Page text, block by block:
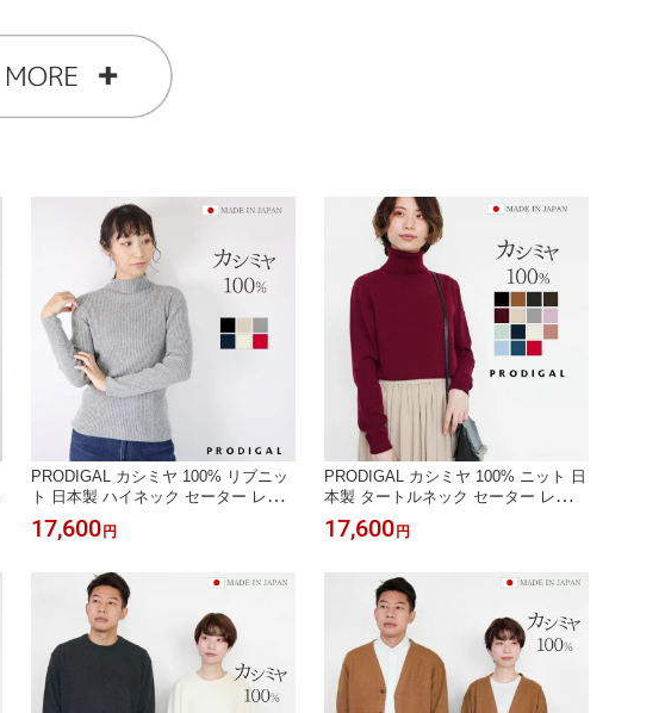
PRODIGAL カシミヤ 100% リブニッ
ト 日本製 ハイネック セーター レデ
ィース M L カシミア 薄手 無地 シン
プル 長袖 秋冬 冬 五泉ニット カシミ
17,600円
PRODIGAL カシミヤ 100% ニット 日
本製 タートルネック セーター レディ
ース S M L LL カシミア タートル 薄
手 無地 シンプル 長袖 秋冬 冬 五泉ニ
17,600円